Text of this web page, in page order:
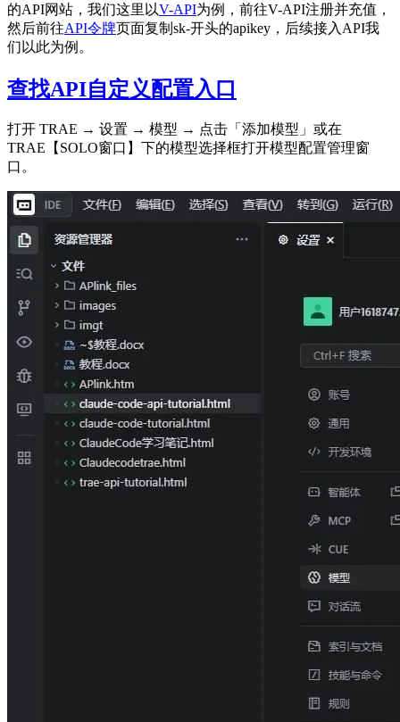
的API网站，我们这里以V-API为例，前往V-API注册并充值，
然后前往API令牌页面复制sk-开头的apikey，后续接入API我
们以此为例。
查找API自定义配置入口
打开 TRAE → 设置 → 模型 → 点击「添加模型」或在
TRAE【SOLO窗口】下的模型选择框打开模型配置管理窗
口。